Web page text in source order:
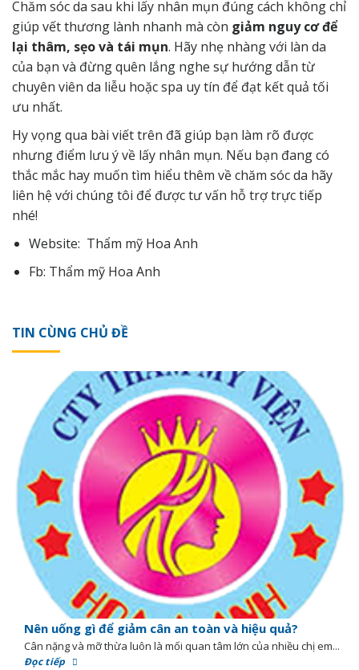
Chăm sóc da sau khi lấy nhân mụn đúng cách không chỉ
giúp vết thương lành nhanh mà còn giảm nguy cơ để
lại thâm, sẹo và tái mụn. Hãy nhẹ nhàng với làn da
của bạn và đừng quên lắng nghe sự hướng dẫn từ
chuyên viên da liễu hoặc spa uy tín để đạt kết quả tối
ưu nhất.
Hy vọng qua bài viết trên đã giúp bạn làm rõ được
nhưng điểm lưu ý về lấy nhân mụn. Nếu bạn đang có
thắc mắc hay muốn tìm hiểu thêm về chăm sóc da hãy
liên hệvới chúng tôi để được tư vấn hỗ trợ trực tiếp
nhé!
Website: Thẩm mỹ Hoa Anh
Fb: Thẩm mỹ Hoa Anh
TIN CÙNG CHỦ ĐỀ
Nên uống gì để giảm cân an toàn và hiệu quả?
Cân nặng và mỡ thừa luôn là mối quan tâm lớn của nhiều chị em...
Đọc tiếp